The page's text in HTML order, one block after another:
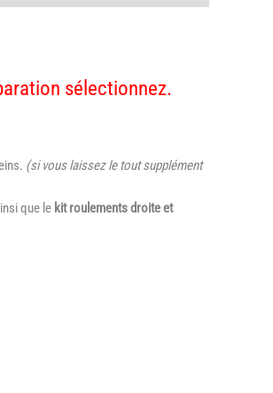
sélectionnez.
(si vous laissez le tout supplément
que le kit roulements droite et